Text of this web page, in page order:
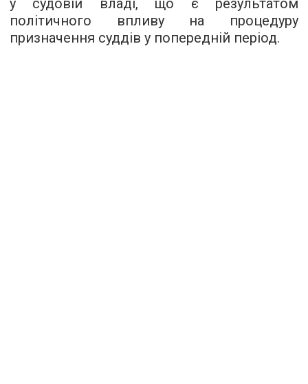
у судовій владі, що є результатом
політичного впливу на процедуру
призначення суддів у попередній період.